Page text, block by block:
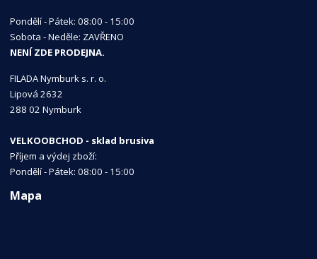
Pondělí - Pátek: 08:00 - 15:00
Sobota - Neděle: ZAVŘENO
NENÍ ZDE PRODEJNA.
FILADA Nymburk s. r. o.
Lipová 2632
288 02 Nymburk
VELKOOBCHOD - sklad brusiva
Příjem a výdej zboží:
Pondělí - Pátek: 08:00 - 15:00
Mapa